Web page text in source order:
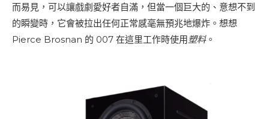
而易見，可以讓戲劇愛好者自滿，但當一個巨大的、意想不到
的瞬變時，它會被拉出任何正常感毫無預兆地爆炸。想想
Pierce Brosnan 的 007 在這里工作時使用塑料。